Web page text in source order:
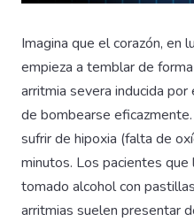
Imagina que el corazón, en
empieza a temblar de
arritmia severa inducida
de bombearse
sufrir de hipoxia (falta de
minutos. Los pacientes
tomado alcohol con
arritmias suelen presentar